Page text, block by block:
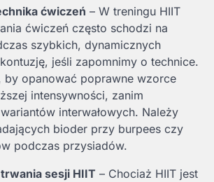
ćwiczeń – W treningu HIIT
ćwiczeń często schodzi na
szybkich, dynamicznych
jeśli zapomnimy o technice.
by opanować poprawne wzorce
intensywności, zanim
interwałowych. Należy
bioder przy burpees czy
podczas przysiadów.
sesji HIIT – Chociaż HIIT jest